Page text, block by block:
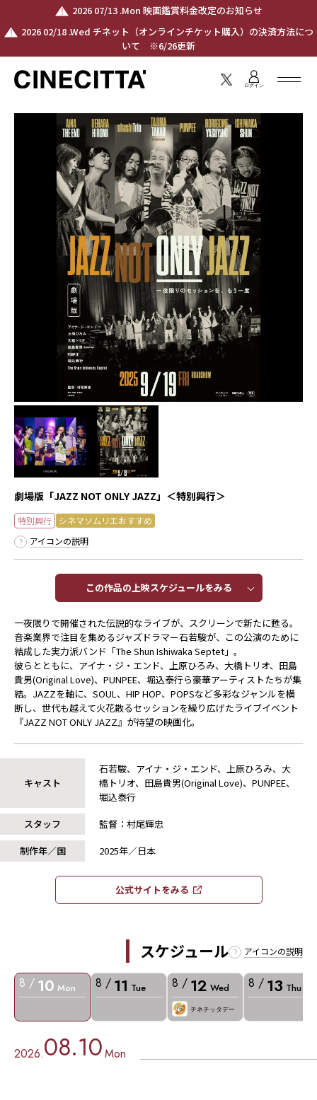
2026 07/13 .Mon 映画鑑賞料金改定のお知らせ
2026 02/18 .Wed チネット（オンラインチケット購入）の決済方法につ
いて ※6/26更新
ログイン
劇場版「JAZZ NOT ONLY JAZZ」＜特別興行＞
特別興行
シネマソムリエおすすめ
アイコンの説明
この作品の上映スケジュールをみる​​
一夜限りで開催された伝説的なライブが、スクリーンで新たに甦る。
音楽業界で注目を集めるジャズドラマー石若駿が、この公演のために
結成した実力派バンド「The Shun Ishiwaka Septet」。
彼らとともに、アイナ・ジ・エンド、上原ひろみ、大橋トリオ、田島
貴男(Original Love)、PUNPEE、堀込泰行ら豪華アーティストたちが集
結。JAZZを軸に、SOUL、HIP HOP、POPSなど多彩なジャンルを横
断し、世代も越えて火花散るセッションを繰り広げたライブイベント
――『JAZZ NOT ONLY JAZZ』が待望の映画化。
キャスト
石若駿、アイナ・ジ・エンド、上原ひろみ、大
橋トリオ、田島貴男(Original Love)、PUNPEE、
堀込泰行
スタッフ
監督：村尾輝忠
制作年／国
2025年／日本
公式サイトをみる​​
スケジュール アイコンの説明
8 / 10 Mon 8 / 11 Tue 8 / 12 Wed
チネチッタデー
8 / 13 Thu
2026.08.10Mon